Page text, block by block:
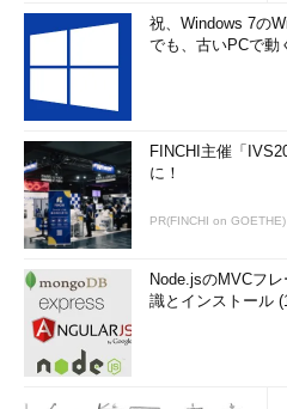
祝、Windows 7の
でも、古いPCで動
FINCHI主催「
に！
PR(FINCHI on GOETHE)
Node.jsのMVCフ
識とインストール